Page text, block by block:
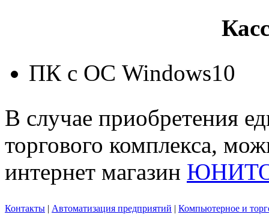
ПК с ОС Windows10
В случае приобретения
торгового комплекса,
интернет магазин
Контакты | Автоматизация предприятий | Компьютерное и